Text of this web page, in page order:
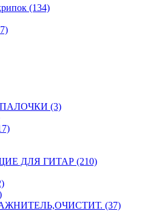
(134)
(3)
ДЛЯ ГИТАР (210)
(37)